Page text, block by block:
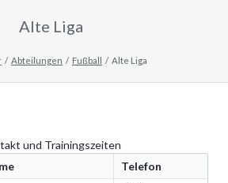
Alte Liga
Abteilungen Fußball Alte Liga
und Trainingszeiten
Telefon